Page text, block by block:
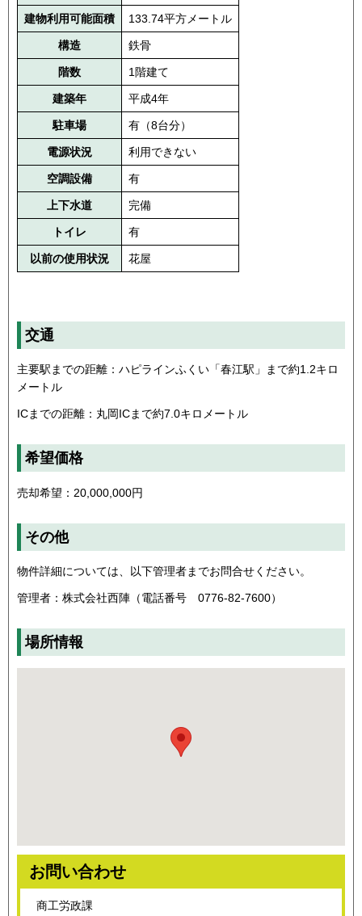
建物利用可能面積 133.74平方メートル
構造 鉄骨
階数 1階建て
建築年 平成4年
駐車場 有（8台分）
電源状況 利用できない
空調設備 有
上下水道 完備
トイレ 有
以前の使用状況 花屋
交通
主要駅までの距離：ハピラインふくい「春江駅」まで約1.2キロ
メートル
ICまでの距離：丸岡ICまで約7.0キロメートル
希望価格
売却希望：20,000,000円
その他
物件詳細については、以下管理者までお問合せください。
管理者：株式会社西陣（電話番号 0776-82-7600）
場所情報
お問い合わせ
商工労政課